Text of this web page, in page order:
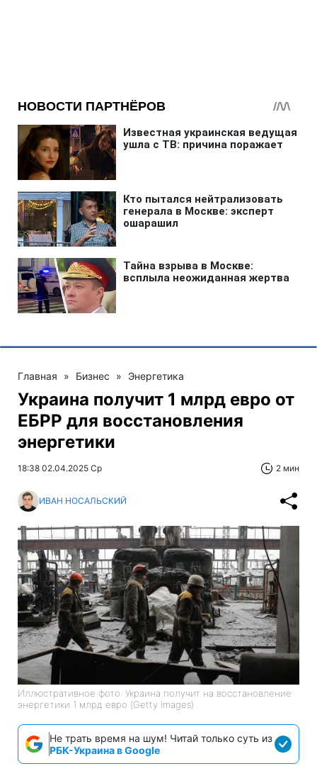
Главная » Бизнес » Энергетика
Украина получит 1 млрд евро от
ЕБРР для восстановления
энергетики
18:38 02.04.2025 Ср 2 мин
ИВАН НОСАЛЬСКИЙ
Иллюстративное фото: Украина получит на восстановление
энергетики 1 млрд евро (Getty Images)
Не трать время на шум! Читай только суть из
РБК-Украина в Google